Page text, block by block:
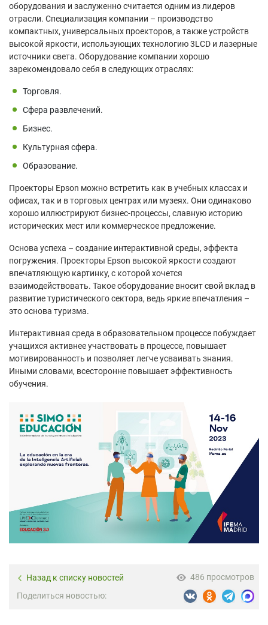
оборудования и заслуженно считается одним из лидеров
отрасли. Специализация компании – производство
компактных, универсальных проекторов, а также устройств
высокой яркости, использующих технологию 3LCD и лазерные
источники света. Оборудование компании хорошо
зарекомендовало себя в следующих отраслях:
Торговля.
Сфера развлечений.
Бизнес.
Культурная сфера.
Образование.
Проекторы Epson можно встретить как в учебных классах и
офисах, так и в торговых центрах или музеях. Они одинаково
хорошо иллюстрируют бизнес-процессы, славную историю
исторических мест или коммерческое предложение.
Основа успеха – создание интерактивной среды, эффекта
погружения. Проекторы Epson высокой яркости создают
впечатляющую картинку, с которой хочется
взаимодействовать. Такое оборудование вносит свой вклад в
развитие туристического сектора, ведь яркие впечатления –
это основа туризма.
Интерактивная среда в образовательном процессе побуждает
учащихся активнее участвовать в процессе, повышает
мотивированность и позволяет легче усваивать знания.
Иными словами, всесторонне повышает эффективность
обучения.
Назад к списку новостей
486 просмотров
Поделиться новостью: